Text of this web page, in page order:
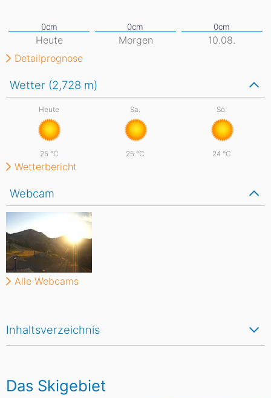
Inhaltsverzeichnis
Das Skigebiet
Wetter (2,728 m)
Heute
25 °C
Sa.
25 °C
So.
24 °C
Wetterbericht
Webcam
Alle Webcams
Heute Morgen
10.08.
Detailprognose